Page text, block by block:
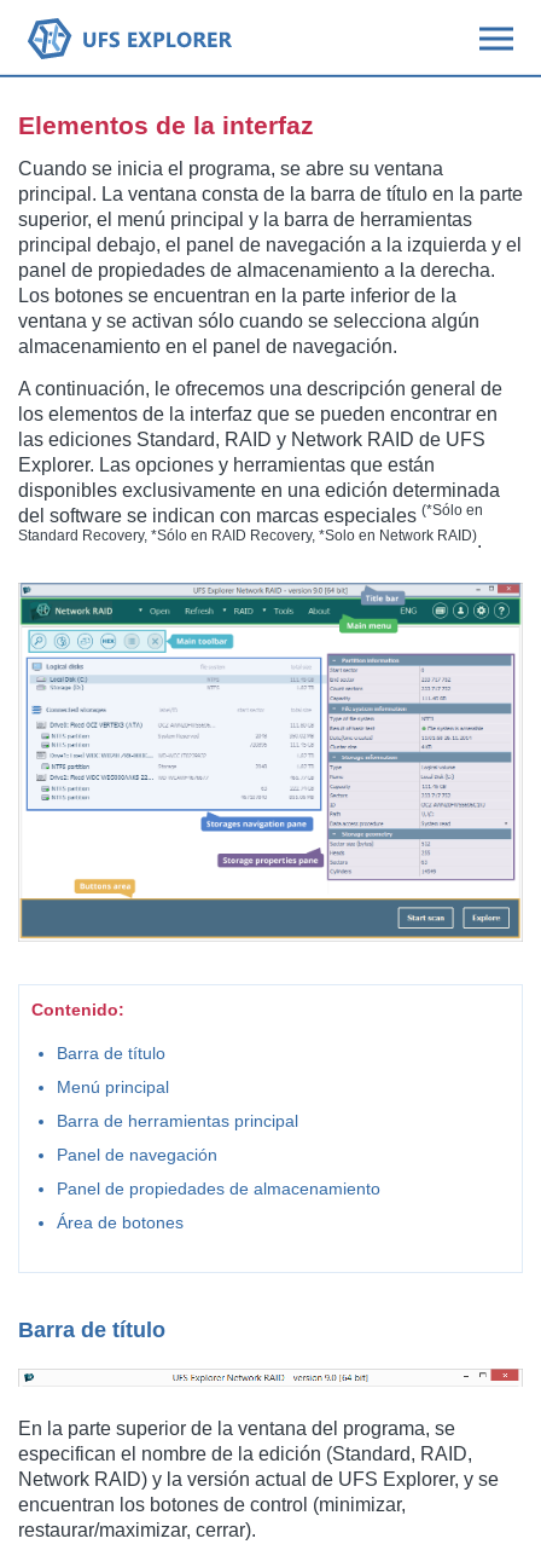
Elementos de la interfaz
Cuando se inicia el programa, se abre su ventana
principal. La ventana consta de la barra de título en la parte
superior, el menú principal y la barra de herramientas
principal debajo, el panel de navegación a la izquierda y el
panel de propiedades de almacenamiento a la derecha.
Los botones se encuentran en la parte inferior de la
ventana y se activan sólo cuando se selecciona algún
almacenamiento en el panel de navegación.
A continuación, le ofrecemos una descripción general de
los elementos de la interfaz que se pueden encontrar en
las ediciones Standard, RAID y Network RAID de UFS
Explorer. Las opciones y herramientas que están
disponibles exclusivamente en una edición determinada
del software se indican con marcas especiales (*Sólo en
Standard Recovery, *Sólo en RAID Recovery, *Solo en Network RAID).
Contenido:
Barra de título
Menú principal
Barra de herramientas principal
Panel de navegación
Panel de propiedades de almacenamiento
Área de botones
Barra de título
En la parte superior de la ventana del programa, se
especifican el nombre de la edición (Standard, RAID,
Network RAID) y la versión actual de UFS Explorer, y se
encuentran los botones de control (minimizar,
restaurar/maximizar, cerrar).